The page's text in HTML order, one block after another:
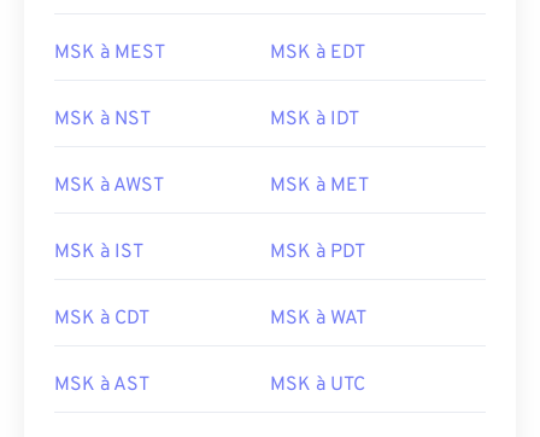
MSK à MEST MSK à EDT
MSK à NST MSK à IDT
MSK à AWST MSK à MET
MSK à IST MSK à PDT
MSK à CDT MSK à WAT
MSK à AST MSK à UTC